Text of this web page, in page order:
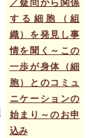
／疑問から関係
する細胞（組
織）を発見し事
情を聞く～この
一歩が身体（細
胞）とのコミュ
ニケーションの
始まり～のお申
込み